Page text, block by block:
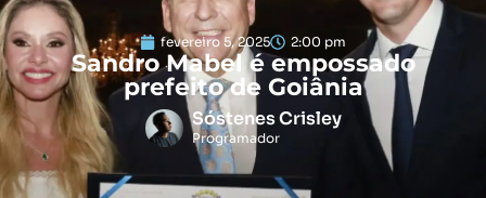
fevereiro 5, 2025 2:00 pm
Sandro Mabel é empossado
prefeito de Goiânia
Sóstenes Crisley
Programador